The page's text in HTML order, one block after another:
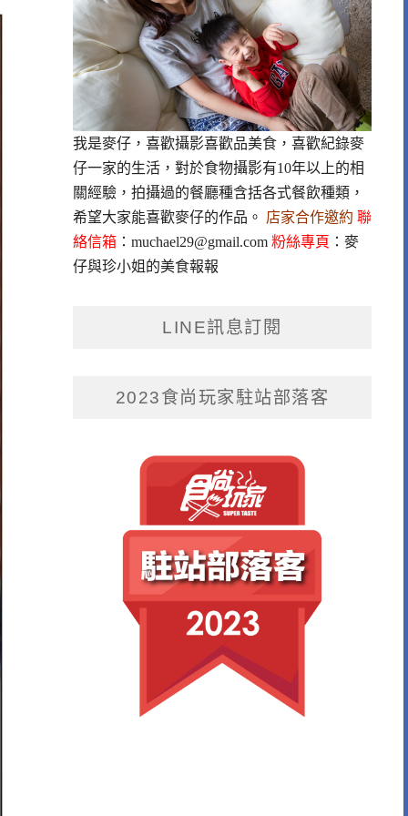
我是麥仔，喜歡攝影喜歡品美食，喜歡紀錄麥
仔一家的生活，對於食物攝影有10年以上的相
關經驗，拍攝過的餐廳種含括各式餐飲種類，
希望大家能喜歡麥仔的作品。 店家合作邀約 聯
絡信箱： muchael29@gmail.com 粉絲專頁 ： 麥
仔與珍小姐的美食報報
LINE訊息訂閱
2023食尚玩家駐站部落客